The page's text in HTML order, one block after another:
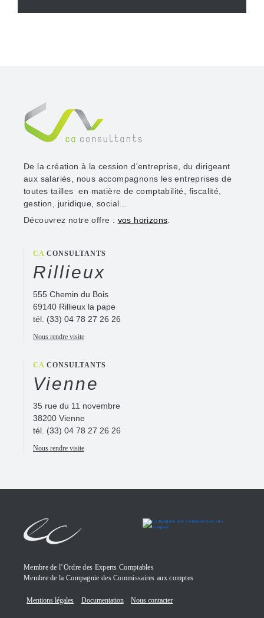
De la création à la cession d'entreprise, du dirigeant
aux salariés, nous accompagnons les entreprises de
toutes tailles en matière de comptabilité, fiscalité,
gestion, juridique, social...
Découvrez notre offre : vos horizons
CA CONSULTANTS
Rillieux
555 Chemin du Bois
69140 Rillieux la pape
tél. (33) 04 78 27 26 26
Nous rendre visite
CA CONSULTANTS
Vienne
35 rue du 11 novembre
38200 Vienne
tél. (33) 04 78 27 26 26
Nous rendre visite
Membre de l’Ordre des Experts Comptables
Membre de la Compagnie des Commissaires aux comptes
Mentions légales Documentation Nous contacter